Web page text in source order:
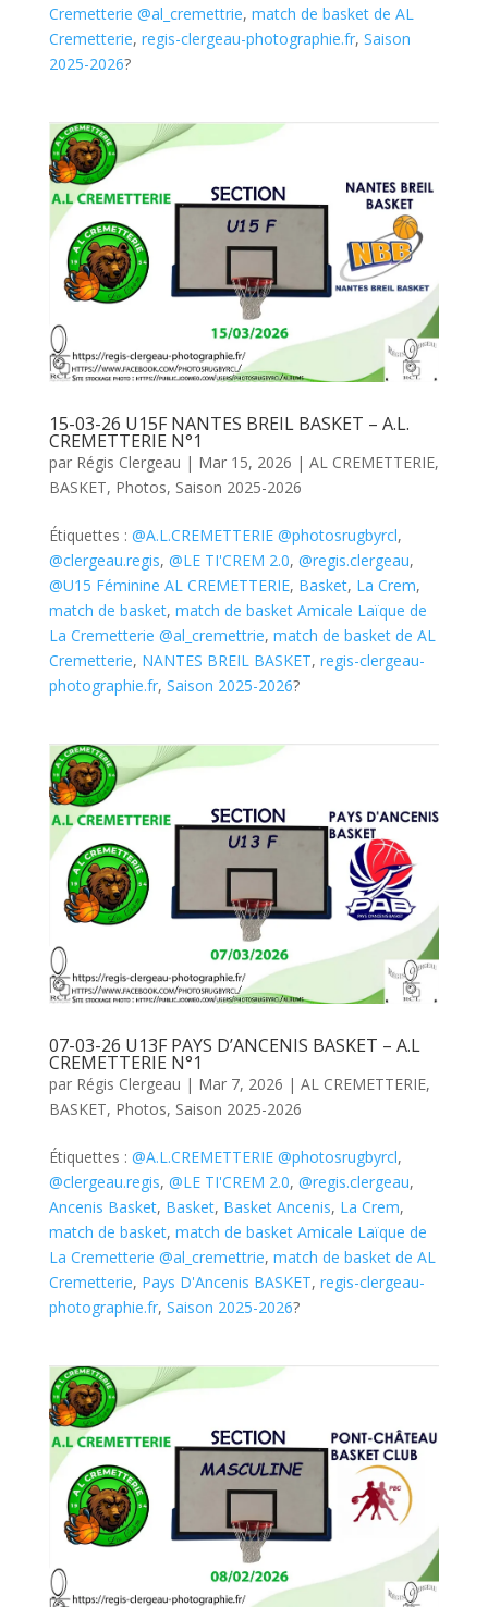
Cremetterie @al_cremettrie, match de basket de AL
Cremetterie, regis-clergeau-photographie.fr, Saison
2025-2026?
15-03-26 U15F NANTES BREIL BASKET – A.L.
CREMETTERIE N°1
par Régis Clergeau | Mar 15, 2026 | AL CREMETTERIE,
BASKET, Photos, Saison 2025-2026
Étiquettes : @A.L.CREMETTERIE @photosrugbyrcl,
@clergeau.regis, @LE TI'CREM 2.0, @regis.clergeau,
@U15 Féminine AL CREMETTERIE, Basket, La Crem,
match de basket, match de basket Amicale Laïque de
La Cremetterie @al_cremettrie, match de basket de AL
Cremetterie, NANTES BREIL BASKET, regis-clergeau-
photographie.fr, Saison 2025-2026?
07-03-26 U13F PAYS D’ANCENIS BASKET – A.L
CREMETTERIE N°1
par Régis Clergeau | Mar 7, 2026 | AL CREMETTERIE,
BASKET, Photos, Saison 2025-2026
Étiquettes : @A.L.CREMETTERIE @photosrugbyrcl,
@clergeau.regis, @LE TI'CREM 2.0, @regis.clergeau,
Ancenis Basket, Basket, Basket Ancenis, La Crem,
match de basket, match de basket Amicale Laïque de
La Cremetterie @al_cremettrie, match de basket de AL
Cremetterie, Pays D'Ancenis BASKET, regis-clergeau-
photographie.fr, Saison 2025-2026?